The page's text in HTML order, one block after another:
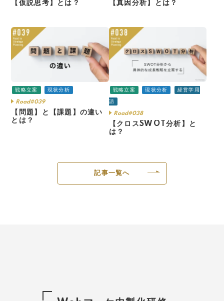
【仮説思考】とは？ 【真因分析】とは？
戦略立案
現状分析
Road#039
【問題】と【課題】の違い
とは？
戦略立案 現状分析
経営学用
語
Road#038
【クロスSWOT分析】と
は？
記事一覧へ